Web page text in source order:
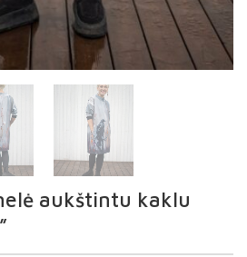
aukštintu kaklu